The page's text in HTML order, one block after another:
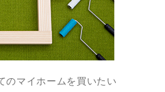
のマイホームを買いたい